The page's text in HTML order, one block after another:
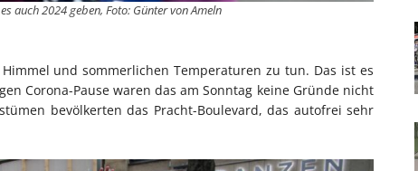
auch 2024 geben, Foto: Günter von Ameln
und sommerlichen Temperaturen zu tun. Das ist es
Corona-Pause waren das am Sonntag keine Gründe nicht
bevölkerten das Pracht-Boulevard, das autofrei sehr